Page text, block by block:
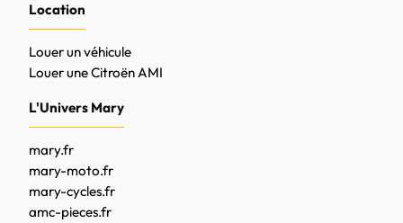
Location
Louer un véhicule
Louer une Citroën AMI
L'Univers Mary
mary.fr
mary-moto.fr
mary-cycles.fr
amc-pieces.fr